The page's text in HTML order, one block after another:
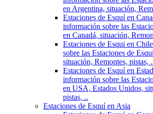
en Argentina, situación,
Estaciones de Esquí en
información sobre las
en Canadá, situación,
Estaciones de Esqui en Chile
sobre las Estaciones de
situación, Remontes, pistas,
Estaciones de Esquí en
información sobre las
en USA, Estados Unidos,
pistas, ..
Estaciones de Esquí en Asia